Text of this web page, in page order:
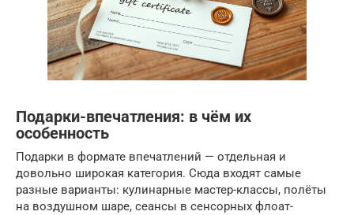
Подарки-впечатления: в чём их
особенность
Подарки в формате впечатлений — отдельная и
довольно широкая категория. Сюда входят самые
разные варианты: кулинарные мастер-классы, полёты
на воздушном шаре, сеансы в сенсорных флоат-